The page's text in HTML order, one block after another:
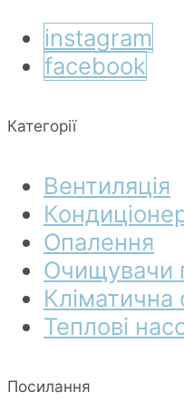
instagram
facebook
Категорії
Вентиляція
Опалення
Очищувачи
Кліматична
Теплові
Посилання